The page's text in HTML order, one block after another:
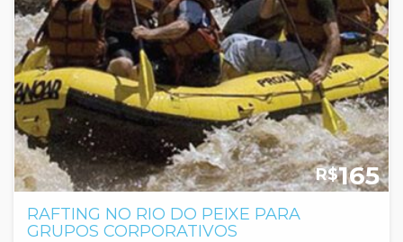
R$165
RAFTING NO RIO DO PEIXE PARA
GRUPOS CORPORATIVOS